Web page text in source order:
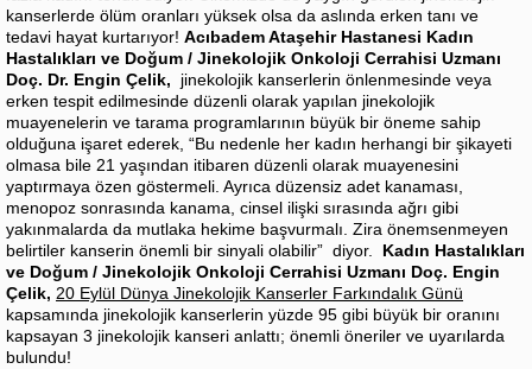
kanserlerde ölüm oranları yüksek olsa da aslında erken tanı ve
tedavi hayat kurtarıyor! Acıbadem Ataşehir Hastanesi Kadın
Hastalıkları ve Doğum / Jinekolojik Onkoloji Cerrahisi Uzmanı
Doç. Dr. Engin Çelik, jinekolojik kanserlerin önlenmesinde veya
erken tespit edilmesinde düzenli olarak yapılan jinekolojik
muayenelerin ve tarama programlarının büyük bir öneme sahip
olduğuna işaret ederek, “Bu nedenle her kadın herhangi bir şikayeti
olmasa bile 21 yaşından itibaren düzenli olarak muayenesini
yaptırmaya özen göstermeli. Ayrıca düzensiz adet kanaması,
menopoz sonrasında kanama, cinsel ilişki sırasında ağrı gibi
yakınmalarda da mutlaka hekime başvurmalı. Zira önemsenmeyen
belirtiler kanserin önemli bir sinyali olabilir” diyor. Kadın Hastalıkları
ve Doğum / Jinekolojik Onkoloji Cerrahisi Uzmanı Doç. Engin
Çelik, 20 Eylül Dünya Jinekolojik Kanserler Farkındalık Günü
kapsamında jinekolojik kanserlerin yüzde 95 gibi büyük bir oranını
kapsayan 3 jinekolojik kanseri anlattı; önemli öneriler ve uyarılarda
bulundu!